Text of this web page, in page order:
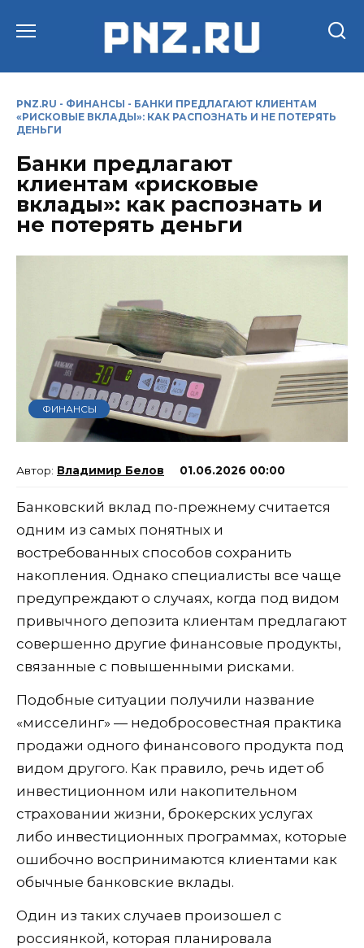
PNZ.RU - ФИНАНСЫ - БАНКИ ПРЕДЛАГАЮТ КЛИЕНТАМ
«РИСКОВЫЕ ВКЛАДЫ»: КАК РАСПОЗНАТЬ И НЕ ПОТЕРЯТЬ
ДЕНЬГИ
Банки предлагают
клиентам «рисковые
вклады»: как распознать и
не потерять деньги
ФИНАНСЫ
Владимир Белов 01.06.2026 00:00
Банковский вклад по-прежнему считается
одним из самых понятных и
востребованных способов сохранить
накопления. Однако специалисты все чаще
предупреждают о случаях, когда под видом
привычного депозита клиентам предлагают
совершенно другие финансовые продукты,
связанные с повышенными рисками.
Подобные ситуации получили название
«мисселинг» — недобросовестная практика
продажи одного финансового продукта под
видом другого. Как правило, речь идет об
инвестиционном или накопительном
страховании жизни, брокерских услугах
либо инвестиционных программах, которые
ошибочно воспринимаются клиентами как
обычные банковские вклады.
Один из таких случаев произошел с
россиянкой, которая планировала